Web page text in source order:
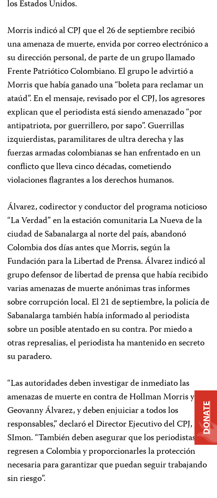
los Estados Unidos.
Morris indicó al CPJ que el 26 de septiembre recibió
una amenaza de muerte, envida por correo electrónico a
su dirección personal, de parte de un grupo llamado
Frente Patriótico Colombiano. El grupo le advirtió a
Morris que había ganado una “boleta para reclamar un
ataúd”. En el mensaje, revisado por el CPJ, los agresores
explican que el periodista está siendo amenazado “por
antipatriota, por guerrillero, por sapo”. Guerrillas
izquierdistas, paramilitares de ultra derecha y las
fuerzas armadas colombianas se han enfrentado en un
conflicto que lleva cinco décadas, cometiendo
violaciones flagrantes a los derechos humanos.
Álvarez, codirector y conductor del programa noticioso
“La Verdad” en la estación comunitaria La Nueva de la
ciudad de Sabanalarga al norte del país, abandonó
Colombia dos días antes que Morris, según la
Fundación para la Libertad de Prensa. Álvarez indicó al
grupo defensor de libertad de prensa que había recibido
varias amenazas de muerte anónimas tras informes
sobre corrupción local. El 21 de septiembre, la policía de
Sabanalarga también había informado al periodista
sobre un posible atentado en su contra. Por miedo a
otras represalias, el periodista ha mantenido en secreto
su paradero.
“Las autoridades deben investigar de inmediato las
amenazas de muerte en contra de Hollman Morris y
Geovanny Álvarez, y deben enjuiciar a todos los
responsables,” declaró el Director Ejecutivo del CPJ, Joel
SImon. “También deben asegurar que los periodistas
regresen a Colombia y proporcionarles la protección
necesaria para garantizar que puedan seguir trabajando
sin riesgo”.
DONATE